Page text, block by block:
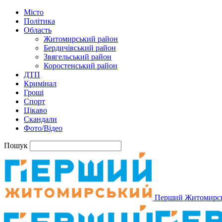
Місто
Політика
Область
Житомирський район
Бердичівський район
Звягельський район
Коростенський район
ДТП
Кримінал
Гроші
Спорт
Цікаво
Скандали
Фото/Відео
Пошук
Перший